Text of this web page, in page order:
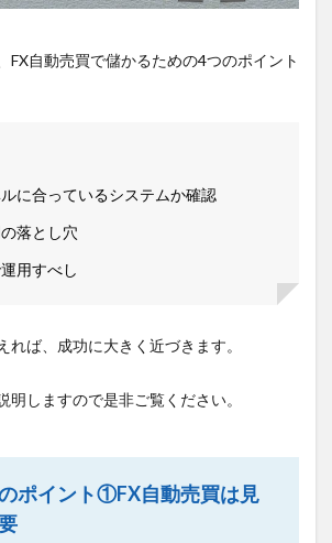
FX自動売買で儲かるための4つのポイント
に合っているシステムか確認
落とし穴
用すべし
れば、成功に大きく近づきます。
明しますので是非ご覧ください。
ポイント①FX自動売買は見